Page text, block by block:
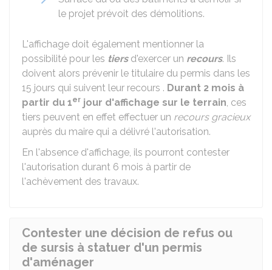
le projet prévoit des démolitions.
L'affichage doit également mentionner la
possibilité pour les tiersd'exercer un recours. Ils
doivent alors prévenir le titulaire du permis dans les
15 jours qui suivent leur recours . Durant 2 mois à
partir du 1er jour d'affichage sur le terrain, ces
tiers peuvent en effet effectuer un recours gracieux
auprès du maire qui a délivré l'autorisation.
En l'absence d'affichage, ils pourront contester
l'autorisation durant 6 mois à partir de
l'achèvement des travaux.
Contester une décision de refus ou
de sursis à statuer d'un permis
d'aménager